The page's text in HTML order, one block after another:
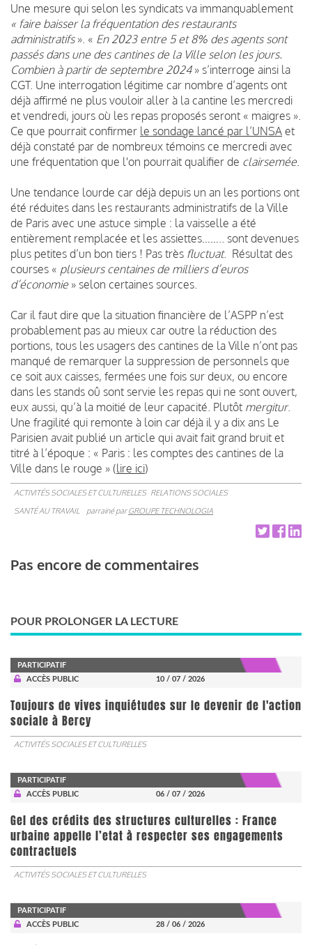
Une mesure qui selon les syndicats va immanquablement
« faire baisser la fréquentation des restaurants
administratifs ». « En 2023 entre 5 et 8% des agents sont
passés dans une des cantines de la Ville selon les jours.
Combien à partir de septembre 2024» s’interroge ainsi la
CGT. Une interrogation légitime car nombre d’agents ont
déjà affirmé ne plus vouloir aller à la cantine les mercredi
et vendredi, jours où les repas proposés seront « maigres ».
Ce que pourrait confirmer le sondage lancé par l’UNSA et
déjà constaté par de nombreux témoins ce mercredi avec
une fréquentation que l'on pourrait qualifier de clairsemée
Une tendance lourde car déjà depuis un an les portions ont
été réduites dans les restaurants administratifs de la Ville
de Paris avec une astuce simple : la vaisselle a été
entièrement remplacée et les assiettes…….. sont devenues
plus petites d’un bon tiers ! Pas très fluctuat. Résultat des
courses « plusieurs centaines de milliers d’euros
d’économie » selon certaines sources.
Car il faut dire que la situation financière de l’ASPP n’est
probablement pas au mieux car outre la réduction des
portions, tous les usagers des cantines de la Ville n’ont pas
manqué de remarquer la suppression de personnels que
ce soit aux caisses, fermées une fois sur deux, ou encore
dans les stands oû sont servie les repas qui ne sont ouvert,
eux aussi, qu’à la moitié de leur capacité. Plutôt mergitur.
Une fragilité qui remonte à loin car déjà il y a dix ans Le
Parisien avait publié un article qui avait fait grand bruit et
titré à l’époque : « Paris : les comptes des cantines de la
Ville dans le rouge » (lire ici)
ACTIVITÉS SOCIALES ET CULTURELLES RELATIONS SOCIALES
SANTÉ AU TRAVAIL
parrainé parGROUPE TECHNOLOGIA
Pas encore de commentaires
POUR PROLONGER LA LECTURE
PARTICIPATIF
ACCÈS PUBLIC
10 / 07 / 2026
Toujours de vives inquiétudes sur le devenir de l'action
sociale à Bercy
ACTIVITÉS SOCIALES ET CULTURELLES
PARTICIPATIF
ACCÈS PUBLIC
06 / 07 / 2026
Gel des crédits des structures culturelles : France
urbaine appelle l’etat à respecter ses engagements
contractuels
ACTIVITÉS SOCIALES ET CULTURELLES
PARTICIPATIF
ACCÈS PUBLIC
28 / 06 / 2026